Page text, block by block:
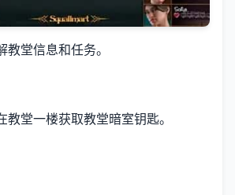
堂信息和任务。
教堂一楼获取教堂暗室钥匙。